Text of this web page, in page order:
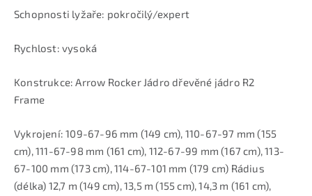
Schopnosti lyžaře: pokročilý/expert
Rychlost: vysoká
Konstrukce: Arrow Rocker Jádro dřevěné jádro R2
Frame
Vykrojení: 109-67-96 mm (149 cm), 110-67-97 mm (155
cm), 111-67-98 mm (161 cm), 112-67-99 mm (167 cm), 113-
67-100 mm (173 cm), 114-67-101 mm (179 cm) Rádius
(délka) 12,7 m (149 cm), 13,5 m (155 cm), 14,3 m (161 cm),